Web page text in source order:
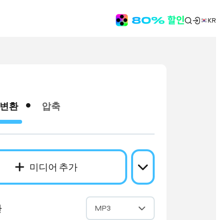
KR
변환 압축
미디어 추가
MP3